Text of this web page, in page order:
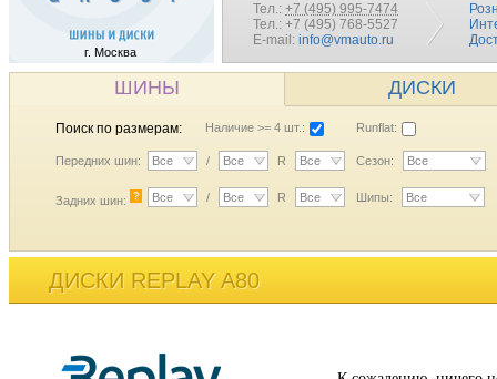
г. Москва
Тел.: +7 (495) 995-7474
Тел.: +7 (495) 768-5527
E-mail: info@vmauto.ru
ШИНЫ ДИСКИ
Поиск по размерам: Наличие >= 4 шт.: Runflat:
Передних шин: Все / Все R Все Сезон: Все
Задних шин: ? Все / Все R Все Шипы: Все
ДИСКИ REPLAY A80